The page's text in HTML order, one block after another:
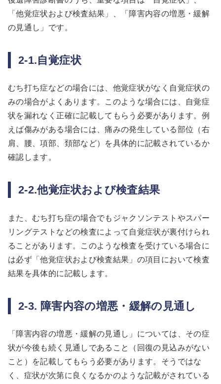
「他覚症状および検査結果」、「障害内容の増悪・緩解
の見通し」です。
2-1.自覚症状
むち打ち症などの場合には、他覚症状がなく自覚症状の
みの場合がよくあります。このような場合には、自覚症
状を漏れなく正確に記載してもらう必要があります。例
えば傷みがある場合には、痛みの発生している部位（右
肩、腰、項部、頚部など）を具体的に記載されているか
確認します。
2-2.他覚症状および検査結果
また、むち打ち症の場合でもジャクソンテストやスパー
リングテストなどの検査によって自覚症状が裏付けられ
ることがあります。このような検査を受けている場合に
は必ず「他覚症状および検査結果」の項目において検査
結果を具体的に記載します。
2-3. 障害内容の増悪・緩解の見通し
「障害内容の増悪・緩解の見通し」については、その症
状が今後も続く見通しであること（回復の見込みがない
こと）を記載してもらう必要があります。そうではな
く、症状が次第に良くなるかのような記載がされている